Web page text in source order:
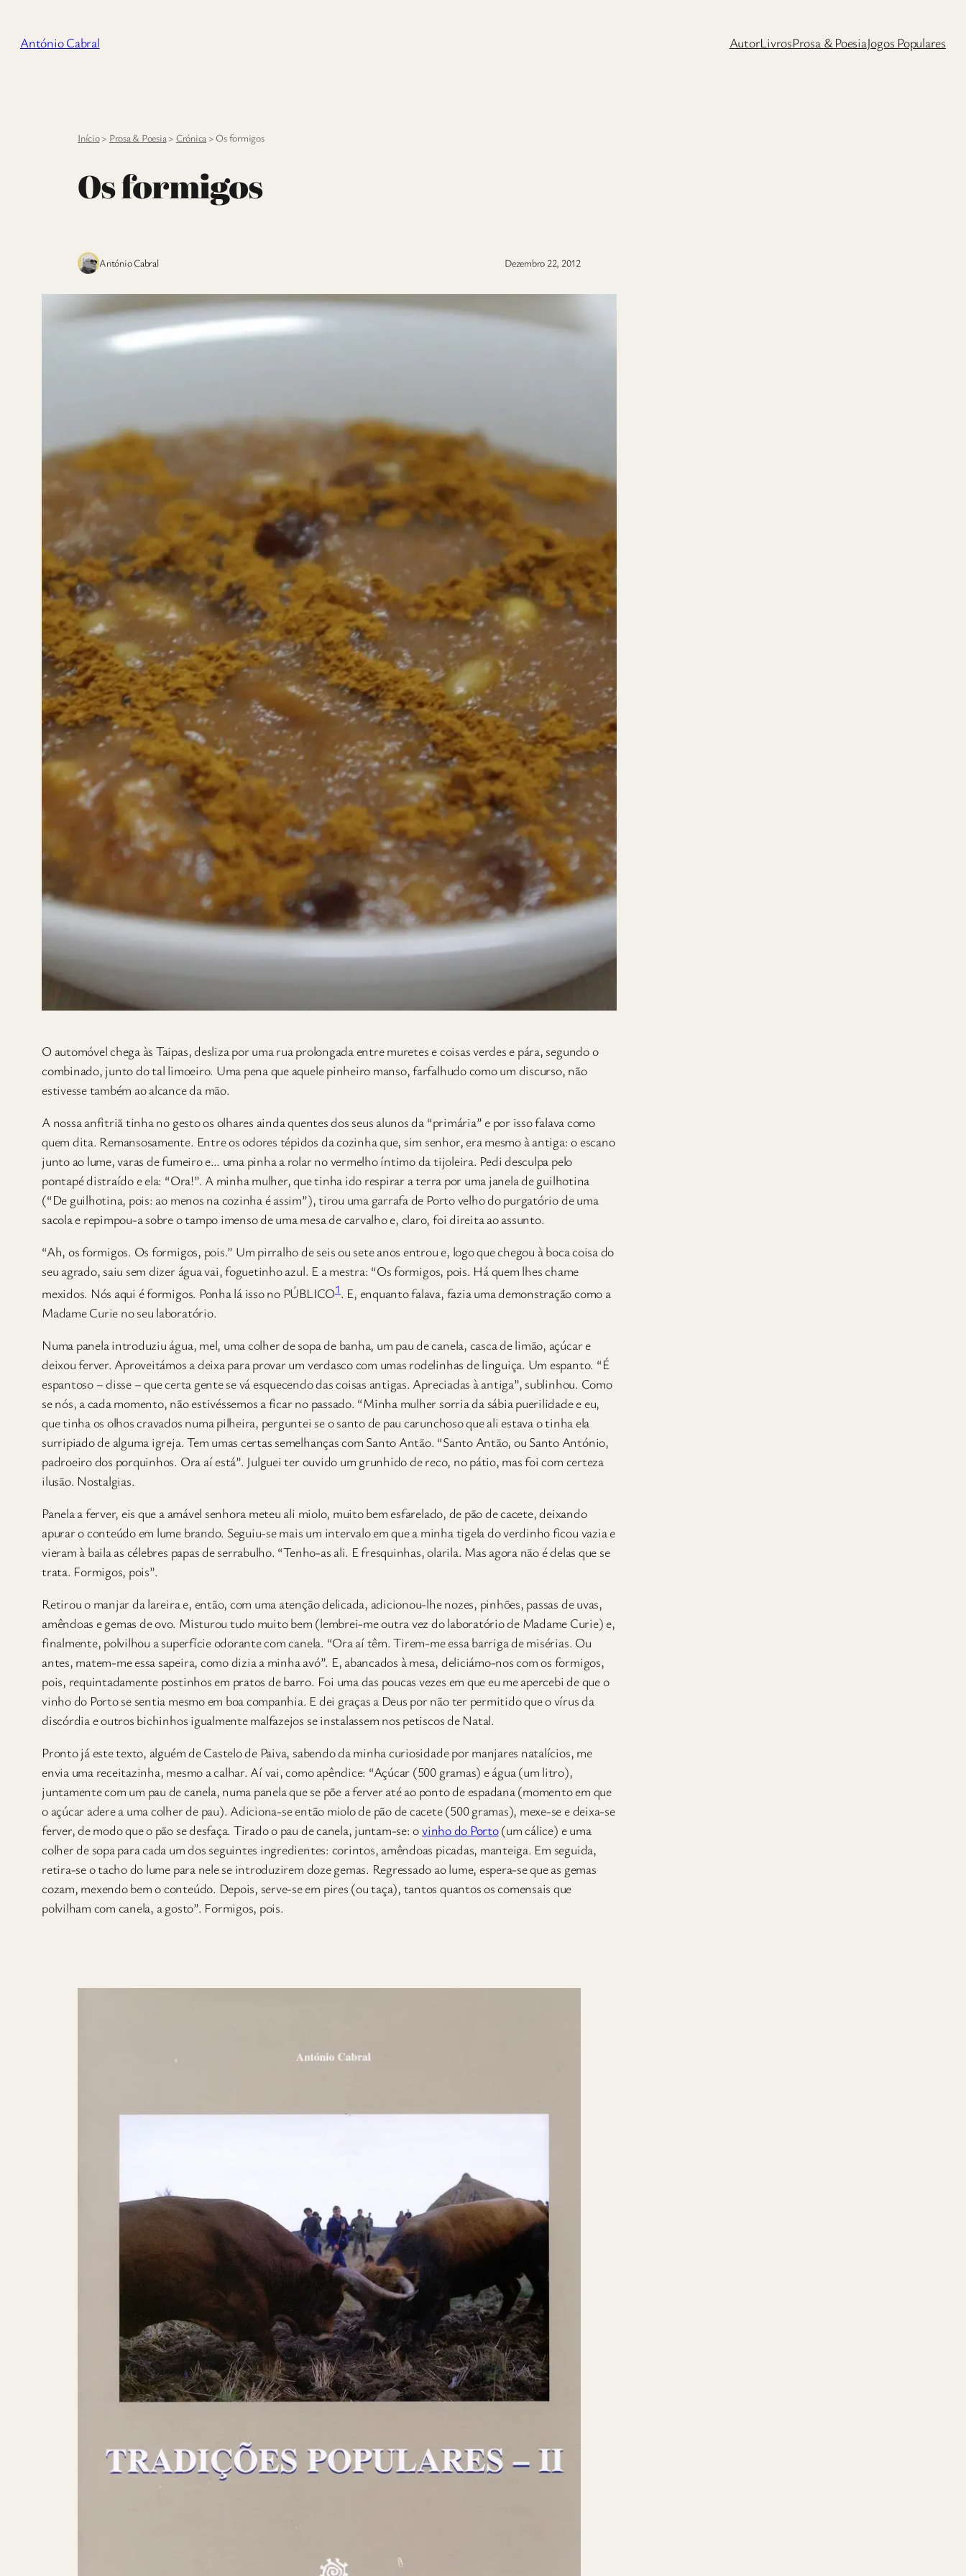
António Cabral AutorLivrosProsa & PoesiaJogos Populares
Início> Prosa & Poesia> Crónica >Os formigos
Os formigos
António Cabral Dezembro 22, 2012
Oautomóvel chega às Taipas, desliza por uma rua prolongada entre muretes e coisas verdes e pára, segundo o
combinado, junto do tal limoeiro. Uma pena que aquele pinheiro manso, farfalhudo como um discurso, não
estivesse também ao alcance da mão.
A nossa anfitriã tinha no gesto os olhares ainda quentes dos seus alunos da “primária” e por isso falava como
quem dita. Remansosamente. Entre os odores tépidos da cozinha que, sim senhor, era mesmo à antiga: o escano
junto ao lume, varas de fumeiro e… uma pinha a rolar no vermelho íntimo da tijoleira. Pedi desculpa pelo
pontapé distraído e ela: “Ora!”. A minha mulher, que tinha ido respirar a terra por uma janela de guilhotina
(“De guilhotina, pois: ao menos na cozinha é assim”), tirou uma garrafa de Porto velho do purgatório de uma
sacola e repimpou-a sobre o tampo imenso de uma mesa de carvalho e, claro, foi direita ao assunto.
“Ah, os formigos. Os formigos, pois.” Um pirralho de seis ou sete anos entrou e, logo que chegou à boca coisa do
seu agrado, saiu sem dizer água vai, foguetinho azul. E a mestra: “Os formigos, pois. Há quem lhes chame
mexidos. Nós aqui é formigos. Ponha lá isso no PÚBLICO1. E, enquanto falava, fazia uma demonstração como a
Madame Curie no seu laboratório.
Numa panela introduziu água, mel, uma colher de sopa de banha, um pau de canela, casca de limão, açúcar e
deixou ferver. Aproveitámos a deixa para provar um verdasco com umas rodelinhas de linguiça. Um espanto. “É
espantoso – disse – que certa gente se vá esquecendo das coisas antigas. Apreciadas à antiga”, sublinhou. Como
se nós, a cada momento, não estivéssemos a ficar no passado. “Minha mulher sorria da sábia puerilidade e eu,
que tinha os olhos cravados numa pilheira, perguntei se o santo de pau carunchoso que ali estava o tinha ela
surripiado de alguma igreja. Tem umas certas semelhanças com Santo Antão. “Santo Antão, ou Santo António,
padroeiro dos porquinhos. Ora aí está”. Julguei ter ouvido um grunhido de reco, no pátio, mas foi com certeza
ilusão. Nostalgias.
Panela a ferver, eis que a amável senhora meteu ali miolo, muito bem esfarelado, de pão de cacete, deixando
apurar o conteúdo em lume brando. Seguiu-se mais um intervalo em que a minha tigela do verdinho ficou vazia e
vieram à baila as célebres papas de serrabulho. “Tenho-as ali. E fresquinhas, olarila. Mas agora não é delas que se
trata. Formigos, pois”.
Retirou o manjar da lareira e, então, com uma atenção delicada, adicionou-lhe nozes, pinhões, passas de uvas,
amêndoas e gemas de ovo. Misturou tudo muito bem (lembrei-me outra vez do laboratório de Madame Curie) e,
finalmente, polvilhou a superfície odorante com canela. “Ora aí têm. Tirem-me essa barriga de misérias. Ou
antes, matem-me essa sapeira, como dizia a minha avó”. E, abancados à mesa, deliciámo-nos com os formigos,
pois, requintadamente postinhos em pratos de barro. Foi uma das poucas vezes em que eu me apercebi de que o
vinho do Porto se sentia mesmo em boa companhia. E dei graças a Deus por não ter permitido que o vírus da
discórdia e outros bichinhos igualmente malfazejos se instalassem nos petiscos de Natal.
Pronto já este texto, alguém de Castelo de Paiva, sabendo da minha curiosidade por manjares natalícios, me
envia uma receitazinha, mesmo a calhar. Aí vai, como apêndice: “Açúcar (500 gramas) e água (um litro),
juntamente com um pau de canela, numa panela que se põe a ferver até ao ponto de espadana (momento em que
o açúcar adere a uma colher de pau). Adiciona-se então miolo de pão de cacete (500 gramas), mexe-se e deixa-se
ferver, de modo que o pão se desfaça. Tirado o pau de canela, juntam-se: ovinho do Porto(um cálice) e uma
colher de sopa para cada um dos seguintes ingredientes: corintos, amêndoas picadas, manteiga. Em seguida,
retira-se o tacho do lume para nele se introduzirem doze gemas. Regressado ao lume, espera-se que as gemas
cozam, mexendo bem o conteúdo. Depois, serve-se em pires (ou taça), tantos quantos os comensais que
polvilham com canela, a gosto”. Formigos, pois.